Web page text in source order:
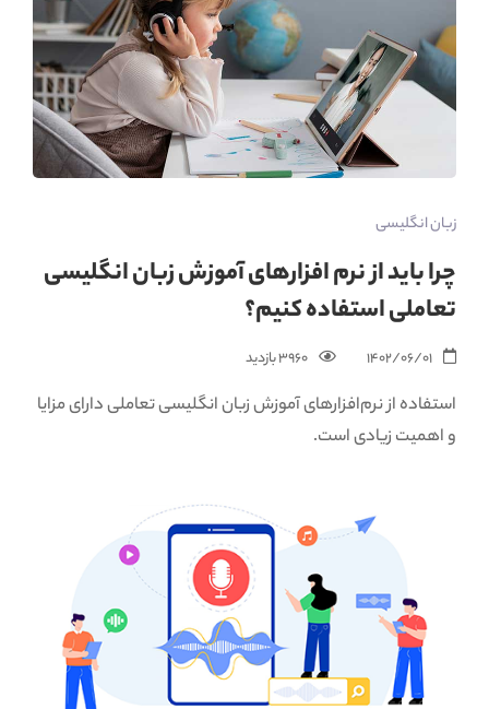
زبان انگلیسی
چرا باید از نرم افزارهای آموزش زبان انگلیسی
تعاملی استفاده کنیم؟
1402/06/01 3960 بازدید‌
استفاده از نرم‌افزارهای آموزش زبان انگلیسی تعاملی دارای مزایا
و اهمیت زیادی است.